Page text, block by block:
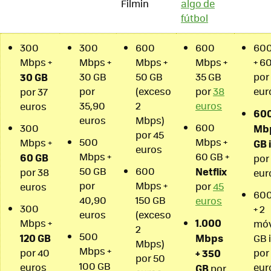
Filmin
algo de
fútbol
300
Mbps +
30 GB
por 37
euros
300
Mbps +
60 GB
por 38
euros
300
Mbps +
120 GB
por 40
euros
300
Mbps +
30 GB
por
35,90
euros
500
Mbps +
50 GB
por
40,90
euros
500
Mbps +
100 GB
600
Mbps +
50 GB
(exceso
2
Mbps)
por 45
euros
600
Mbps +
150 GB
(exceso
2
Mbps)
por 50
600
Mbps +
35 GB
por38
euros
600
Mbps +
60 GB +
Netflix
por45
euros
1.000
Mbps
+ 350
GB
+
GB
+ 2
GB